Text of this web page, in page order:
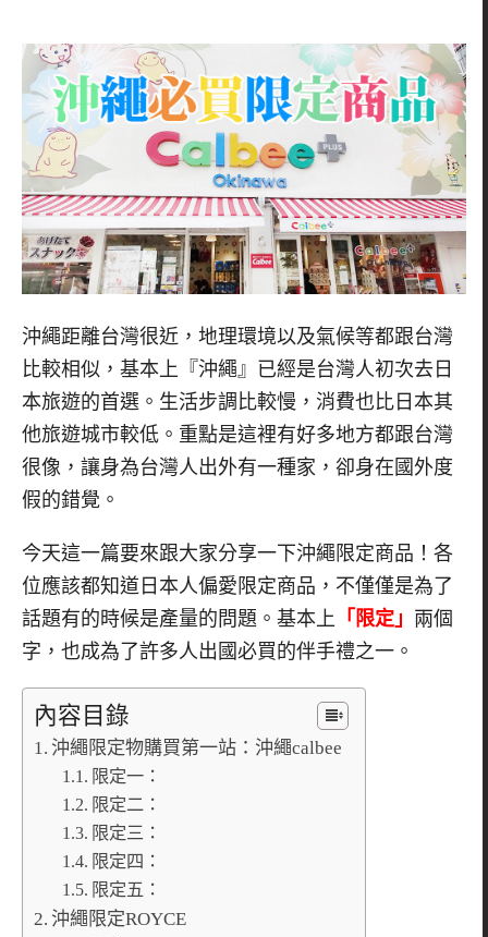
沖繩距離台灣很近，地理環境以及氣候等都跟台灣
比較相似，基本上『沖繩』已經是台灣人初次去日
本旅遊的首選。生活步調比較慢，消費也比日本其
他旅遊城市較低。重點是這裡有好多地方都跟台灣
很像，讓身為台灣人出外有一種家，卻身在國外度
假的錯覺。
今天這一篇要來跟大家分享一下沖繩限定商品！各
位應該都知道日本人偏愛限定商品，不僅僅是為了
話題有的時候是產量的問題。基本上 「限定」 兩個
字，也成為了許多人出國必買的伴手禮之一。
內容目錄
沖繩限定物購買第一站：沖繩calbee
限定一：
限定二：
限定三：
限定四：
限定五：
沖繩限定ROYCE